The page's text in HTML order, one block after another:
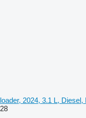
loader, 2024, 3.1 L,
28